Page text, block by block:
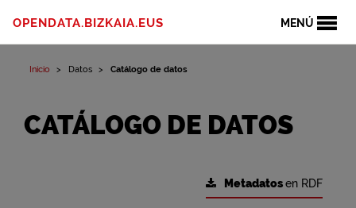
MENÚ
OPENDATA.BIZKAIA.EUS
Inicio Datos Catálogo de datos
CATÁLOGO DE DATOS
Metadatosen RDF